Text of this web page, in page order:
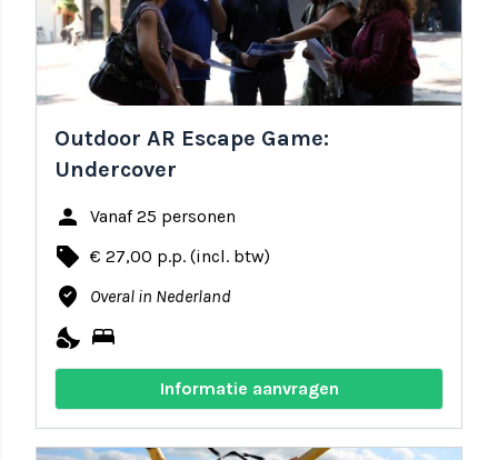
Outdoor AR Escape Game:
Undercover
person Vanaf 25 personen
local_offer € 27,00 p.p. (incl. btw)
where_to_vote Overal in Nederland
nights_stay bed
Informatie aanvragen